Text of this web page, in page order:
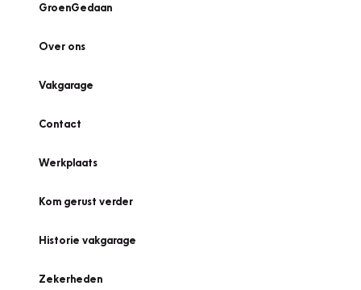
GroenGedaan
Over ons
Vakgarage
Contact
Werkplaats
Kom gerust verder
Historie vakgarage
Zekerheden